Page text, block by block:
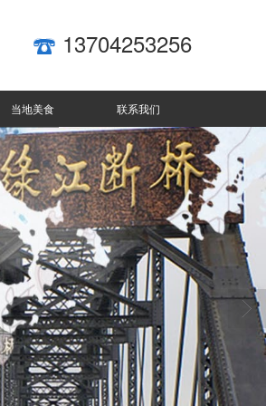
13704253256
当地美食 联系我们